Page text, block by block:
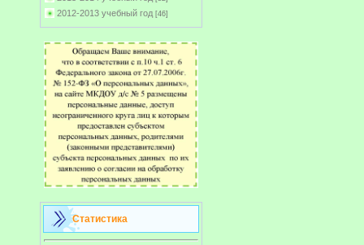
2012-2013 учебный год [46]
Статистика